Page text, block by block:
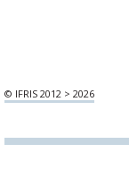
© IFRIS 2012 > 2026